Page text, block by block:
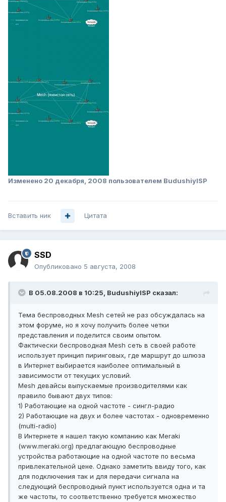
Изменено 20 декабря, 2008 пользователем BudushiyISP
Вставить ник Цитата
SSD
Опубликовано 5 августа, 2008
В 05.08.2008 в 10:25, BudushiyISP сказал:
Тема беспроводных Mesh сетей не раз обсуждалась на
этом форуме, но я хочу получить более четки
представления и поделится своим опытом.
Фактически беспроводная Mesh cеть в своей работе
использует принцип пиринговых, где маршрут до шлюза
в Интернет выбирается наиболее оптимальный в
зависимости от текущих условий.
Mesh девайсы выпускаемые производителями как
правило бывают двух типов:
1) Работающие на одной частоте - сингл-радио
2) Работающие на двух и более частотах - одновременно
(multi-radio)
В Интернете я нашел такую компанию как Meraki
(www.meraki.org) предлагающую беспроводные
устройства работающие на одной частоте по весьма
привлекательной цене. Однако заметить ввиду того, как
для подключения так и для передачи сигнала на
следующий беспроводный пункт используется одна и та
же частоты, то соответственно требуется множество